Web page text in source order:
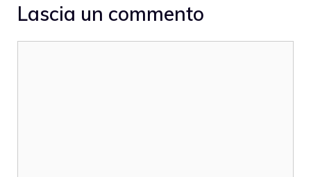
Lascia un commento